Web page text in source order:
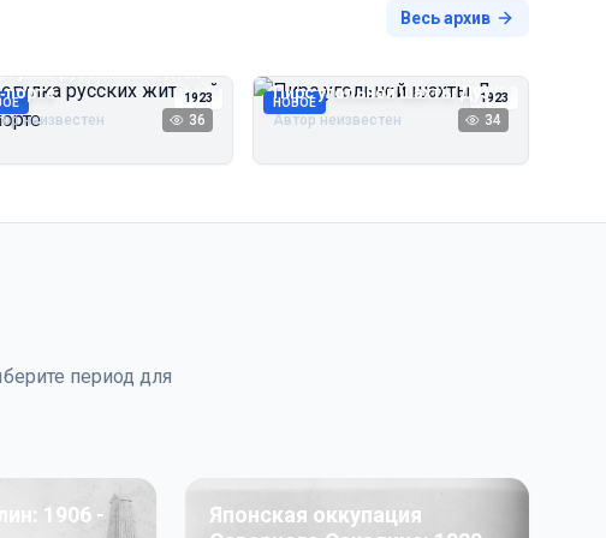
Весь архив
1923
русских жителей
неизвестен 36
НОВОЕ 1923
Пирс угольной шахты Дуэ
Автор неизвестен 34
период для
1906 -
Японская оккупация